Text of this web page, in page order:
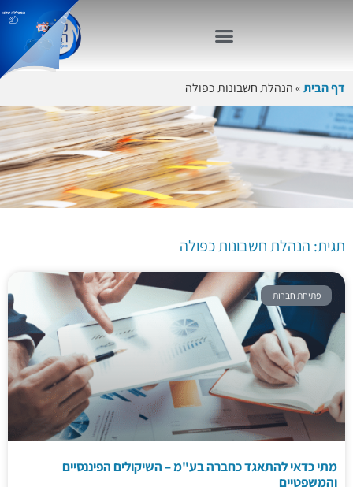
דף הבית»הנהלת חשבונות כפולה
תגית: הנהלת חשבונות כפולה
פתיחת חברות
מתי כדאי להתאגד כחברה בע"מ – השיקולים הפיננסיים
והמשפטיים